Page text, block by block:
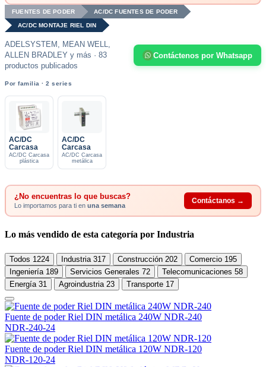
FUENTES DE PODER AC/DC FUENTES DE PODER
AC/DC MONTAJE RIEL DIN
ADELSYSTEM, MEAN WELL,
ALLEN BRADLEY y más · 83
productos publicados
Contáctenos por Whatsapp
Por familia · 2 series
AC/DC
Carcasa
AC/DC Carcasa
plástica
AC/DC
Carcasa
AC/DC Carcasa
metálica
¿No encuentras lo que buscas?
Lo importamos para ti en una semana
Contáctanos →
Lo más vendido de esta categoría por Industria
Todos 1224 Industria 317 Construcción 202 Comercio 195
Ingeniería 189 Servicios Generales 72 Telecomunicaciones 58
Energía 31 Agroindustria 23 Transporte 17
Fuente de poder Riel DIN metálica 240W NDR-240
NDR-240-24
Fuente de poder Riel DIN metálica 120W NDR-120
NDR-120-24